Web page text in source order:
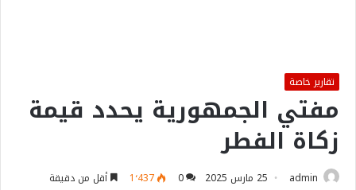
تقارير خاصة
مفتي الجمهورية يحدد قيمة
زكاة الفطر
admin 25 مارس 2025 0 1٬437 أقل من دقيقة